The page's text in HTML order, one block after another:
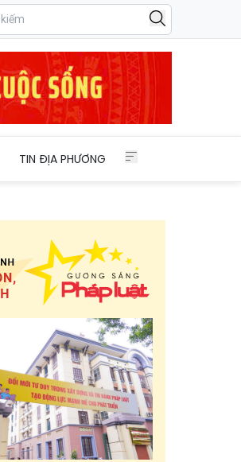
TIN ĐỊA PHƯƠNG